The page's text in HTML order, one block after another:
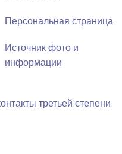
Персональная страница
Источник фото и
информации
третьей степени